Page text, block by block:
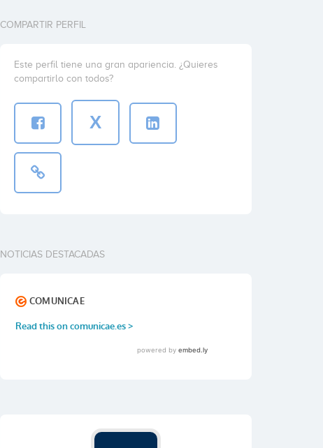
COMPARTIR PERFIL
Este perfil tiene una gran apariencia. ¿Quieres
compartirlo con todos?
X
NOTICIAS DESTACADAS